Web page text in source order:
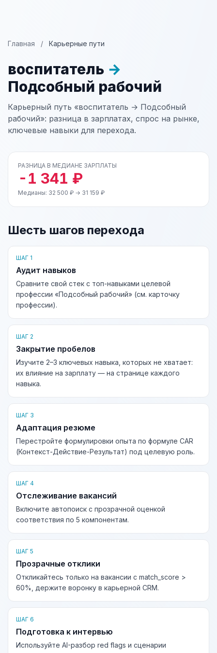
Главная / Карьерные пути
воспитатель →
Подсобный рабочий
Карьерный путь «воспитатель → Подсобный
рабочий»: разница в зарплатах, спрос на рынке,
ключевые навыки для перехода.
РАЗНИЦА В МЕДИАНЕ ЗАРПЛАТЫ
-1 341 ₽
Медианы: 32 500 ₽ → 31 159 ₽
Шесть шагов перехода
ШАГ 1
Аудит навыков
Сравните свой стек с топ-навыками целевой
профессии «Подсобный рабочий» (см. карточку
профессии).
ШАГ 2
Закрытие пробелов
Изучите 2–3 ключевых навыка, которых не хватает:
их влияние на зарплату — на странице каждого
навыка.
ШАГ 3
Адаптация резюме
Перестройте формулировки опыта по формуле CAR
(Контекст-Действие-Результат) под целевую роль.
ШАГ 4
Отслеживание вакансий
Включите автопоиск с прозрачной оценкой
соответствия по 5 компонентам.
ШАГ 5
Прозрачные отклики
Откликайтесь только на вакансии с match_score >
60%, держите воронку в карьерной CRM.
ШАГ 6
Подготовка к интервью
Используйте AI-разбор red flags и сценарии